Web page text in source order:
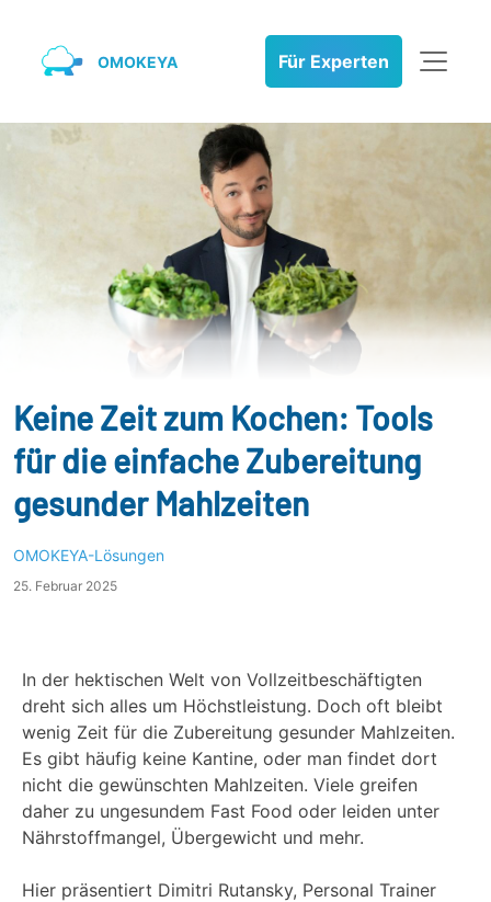
OMOKEYA Für Experten
Keine Zeit zum Kochen: Tools
für die einfache Zubereitung
gesunder Mahlzeiten
OMOKEYA-Lösungen
25. Februar 2025
In der hektischen Welt von Vollzeitbeschäftigten
dreht sich alles um Höchstleistung. Doch oft bleibt
wenig Zeit für die Zubereitung gesunder Mahlzeiten.
Es gibt häufig keine Kantine, oder man findet dort
nicht die gewünschten Mahlzeiten. Viele greifen
daher zu ungesundem Fast Food oder leiden unter
Nährstoffmangel, Übergewicht und mehr.
Hier präsentiert Dimitri Rutansky, Personal Trainer